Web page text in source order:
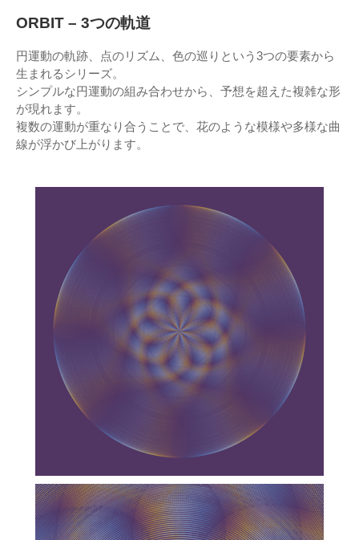
ORBIT – 3つの軌道
円運動の軌跡、点のリズム、色の巡りという3つの要素から
生まれるシリーズ。
シンプルな円運動の組み合わせから、予想を超えた複雑な形
が現れます。
複数の運動が重なり合うことで、花のような模様や多様な曲
線が浮かび上がります。